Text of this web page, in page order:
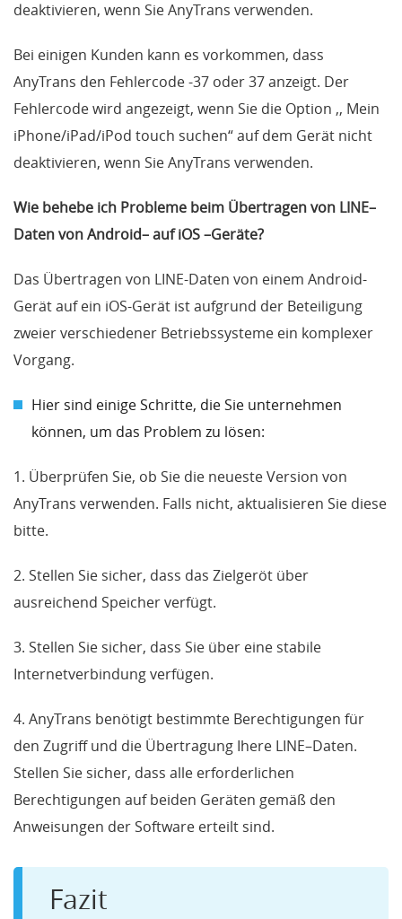
deaktivieren, wenn Sie AnyTrans verwenden.
Bei einigen Kunden kann es vorkommen, dass
AnyTrans den Fehlercode -37 oder 37 anzeigt. Der
Fehlercode wird angezeigt, wenn Sie die Option ,, Mein
iPhone/iPad/iPod touch suchen“ auf dem Gerät nicht
deaktivieren, wenn Sie AnyTrans verwenden.
Wie behebe ich Probleme beim Übertragen von LINE–
Daten von Android– auf iOS –Geräte?
Das Übertragen von LINE-Daten von einem Android-
Gerät auf ein iOS-Gerät ist aufgrund der Beteiligung
zweier verschiedener Betriebssysteme ein komplexer
Vorgang.
Hier sind einige Schritte, die Sie unternehmen
können, um das Problem zu lösen:
1. Überprüfen Sie, ob Sie die neueste Version von
AnyTrans verwenden. Falls nicht, aktualisieren Sie diese
bitte.
2. Stellen Sie sicher, dass das Zielgeröt über
ausreichend Speicher verfügt.
3. Stellen Sie sicher, dass Sie über eine stabile
Internetverbindung verfügen.
4. AnyTrans benötigt bestimmte Berechtigungen für
den Zugriff und die Übertragung Ihere LINE–Daten.
Stellen Sie sicher, dass alle erforderlichen
Berechtigungen auf beiden Geräten gemäß den
Anweisungen der Software erteilt sind.
Fazit